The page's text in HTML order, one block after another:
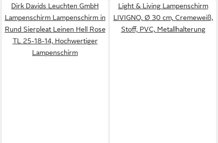
Dirk Davids Leuchten GmbH
Lampenschirm Lampenschirm in
Rund Sierpleat Leinen Hell Rose
TL 25-18-14, Hochwertiger
Lampenschirm
Light & Living Lampenschirm
LIVIGNO, Ø 30 cm, Cremeweiß,
Stoff, PVC, Metallhalterung